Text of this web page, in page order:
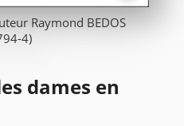
Raymond BEDOS
4)
dames en